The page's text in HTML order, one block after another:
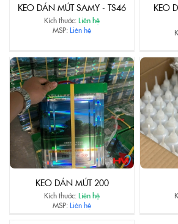
KEO DÁN MÚT SAMY - TS46
Kích thước:Liên hệ
MSP:Liên hệ
KEO
KEO DÁN MÚT 200
Kích thước:Liên hệ
MSP:Liên hệ